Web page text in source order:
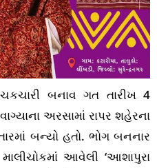
બનાવ ગત તારીખ 4
અરસામાં રાપર શહેરના
બન્યો હતો. ભોગ બનનાર
માલીચોકમાં આવેલી ‘આશાપુરા